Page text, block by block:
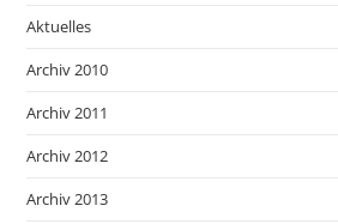
Aktuelles
Archiv 2010
Archiv 2011
Archiv 2012
Archiv 2013